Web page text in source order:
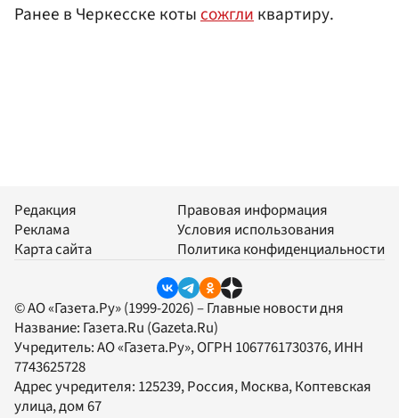
Ранее в Черкесске котысожгликвартиру.
Редакция
Реклама
Карта сайта
Правовая информация
Условия использования
Политика конфиденциальности
© АО «Газета.Ру» (1999-2026) – Главные новости дня
Название: Газета.Ru (Gazeta.Ru)
Учредитель:АО «Газета.Ру», ОГРН 1067761730376, ИНН
7743625728
Адрес учредителя: 125239, Россия, Москва, Коптевская
улица, дом 67